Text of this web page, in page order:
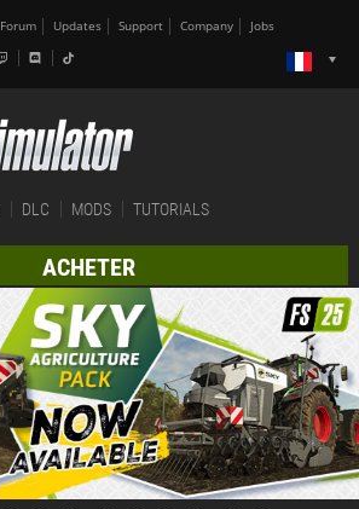
Forum Updates Support Company Jobs
DLC MODS TUTORIALS
ACHETER